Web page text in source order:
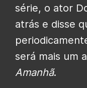
série, o ator
atrás e disse
será mais um
Amanhã.